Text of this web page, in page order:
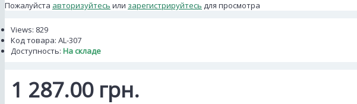
Пожалуйста авторизуйтесь или зарегистрируйтесь для просмотра
Views: 829
Код товара: AL-307
Доступность: На складе
1 287.00 грн.